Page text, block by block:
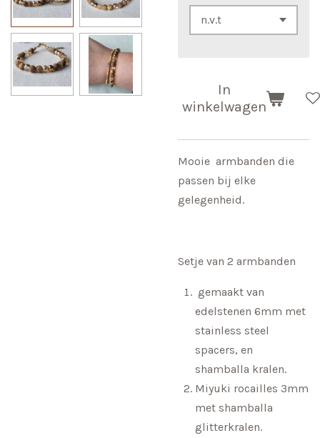
In
winkelwagen
Mooie armbanden die
passen bij elke
gelegenheid.
Setje van 2 armbanden
gemaakt van
edelstenen 6mm met
stainless steel
spacers, en
shamballa kralen.
Miyuki rocailles 3mm
met shamballa
glitterkralen.